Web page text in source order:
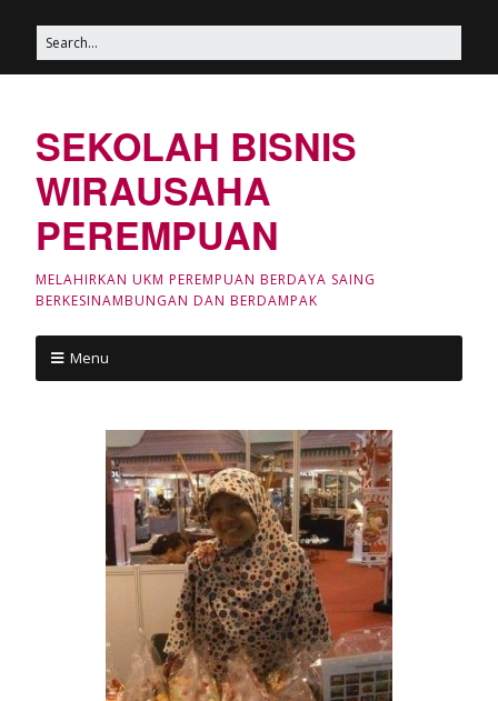
SEKOLAH BISNIS
WIRAUSAHA
PEREMPUAN
MELAHIRKAN UKM PEREMPUAN BERDAYA SAING
BERKESINAMBUNGAN DAN BERDAMPAK
Menu